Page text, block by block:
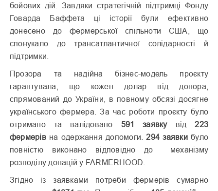
бойових дій. Завдяки стратегічній підтримці Фонду
Говарда Баффета ці історії були ефективно
донесено до фермерської спільноти США, що
спонукало до трансатлантичної солідарності й
підтримки.
Прозора та надійна бізнес-модель проєкту
гарантувала, що кожен долар від донора,
спрямований до України, в повному обсязі досягне
українського фермера. За час роботи проєкту було
отримано та валідовано 591 заявкувід223
фермерівна одержання допомоги.294 заявкибуло
повністю виконано відповідно до механізму
розподілу донацій у FARMERHOOD.
Згідно із заявками потреби фермерів сумарно